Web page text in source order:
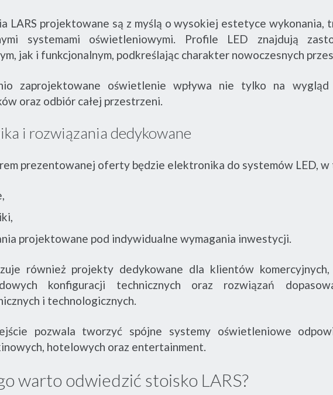
LARS projektowane są z myślą o wysokiej estetyce wykonania,
systemami oświetleniowymi. Profile LED znajdują
jak i funkcjonalnym, podkreślając charakter nowoczesnych
zaprojektowane oświetlenie wpływa nie tylko na
oraz odbiór całej przestrzeni.
i rozwiązania dedykowane
prezentowanej oferty będzie elektronika do systemów LED, w
projektowane pod indywidualne wymagania inwestycji.
również projekty dedykowane dla klientów
konfiguracji technicznych oraz rozwiązań
i technologicznych.
pozwala tworzyć spójne systemy oświetleniowe
hotelowych oraz entertainment.
warto odwiedzić stoisko LARS?